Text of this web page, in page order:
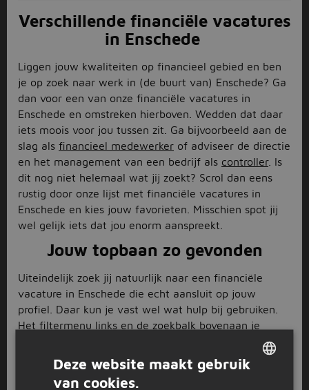
Verschillende financiële vacatures
in Enschede
Liggen jouw kwaliteiten op financieel gebied en ben
je op zoek naar werk in (de buurt van) Enschede? Ga
dan voor een van onze financiële vacatures in
Enschede en omstreken hierboven. Wedden dat daar
iets moois voor jou tussen zit. Ga bijvoorbeeld aan de
slag als financieel medewerker of adviseer de directie
en het management van een bedrijf als controller. Is
dit nog niet helemaal wat jij zoekt? Scrol dan eens
rustig door onze lijst met financiële vacatures in
Enschede en kies jouw favorieten. Misschien spot jij
wel gelijk iets dat jou enorm aanspreekt.
Jouw topbaan zo gevonden
Uiteindelijk zoek jij natuurlijk naar een financiële
vacature in Enschede die echt aansluit op jouw
profiel. Daar kun je vast wel wat hulp bij gebruiken.
Het filtermenu links en de zoekbalk bovenaan je
scherm zijn handige tools om in te zetten. Hier kun je
namelijk verschillende voorkeuren aangeven. Heb je
ons bijvoorbeeld al laten weten binnen welk
Deze website maakt gebruik
van cookies.